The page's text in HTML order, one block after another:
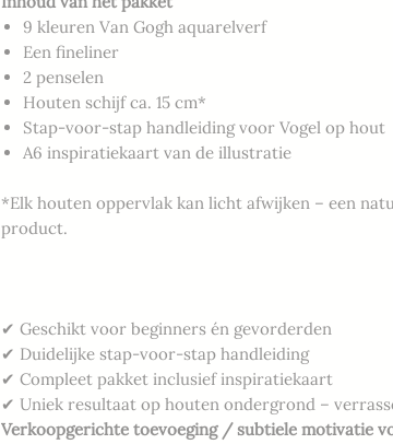
9 kleuren Van Gogh aquarelverf
Een fineliner
2 penselen
Houten schijf ca. 15 cm*
Stap-voor-stap handleiding voor Vogel op hout
A6 inspiratiekaart van de illustratie
*Elk houten oppervlak kan licht afwijken – een
product.
✔ Geschikt voor beginners én gevorderden
✔ Duidelijke stap-voor-stap handleiding
✔ Compleet pakket inclusief inspiratiekaart
✔ Uniek resultaat op houten ondergrond –
Verkoopgerichte toevoeging / subtiele motivatie